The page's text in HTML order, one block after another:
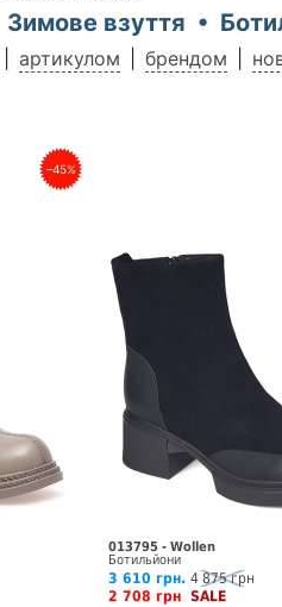
взуття •
артикулом брендом
–45%
013795 - Wollen
Ботильйони
3 610 грн. 4 875 грн
2 708 грн SALE